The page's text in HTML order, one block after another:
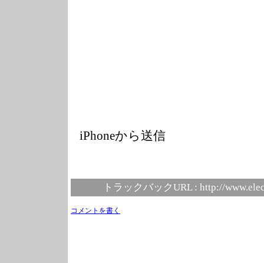
iPhoneから送信
トラックバックURL : http://
コメントを書く